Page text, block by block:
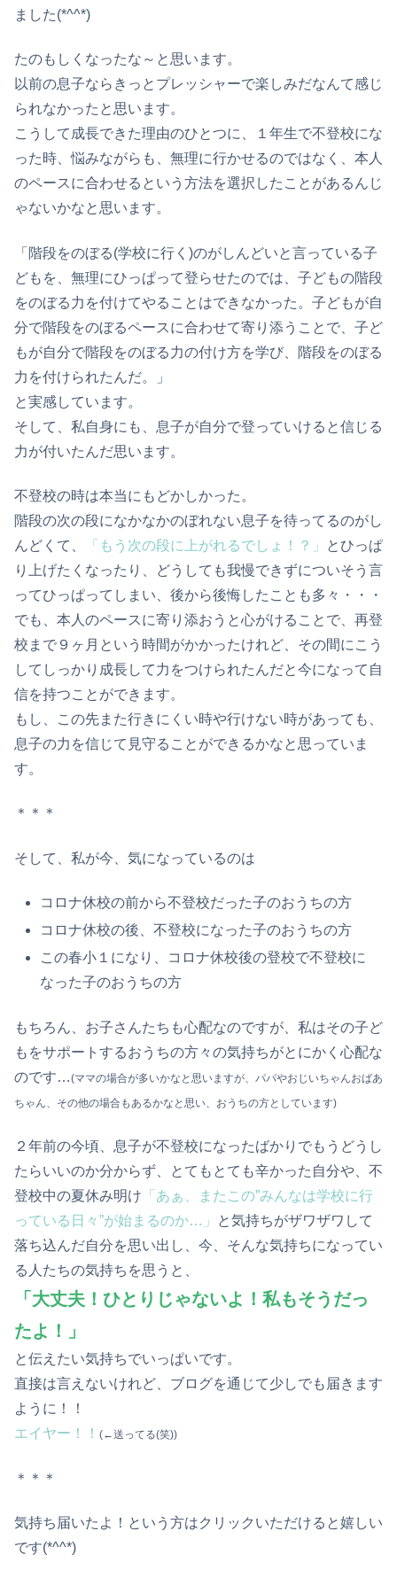
ました(*^^*)
たのもしくなったな～と思います。
以前の息子ならきっとプレッシャーで楽しみだなんて感じ
られなかったと思います。
こうして成長できた理由のひとつに、１年生で不登校にな
った時、悩みながらも、無理に行かせるのではなく、本人
のペースに合わせるという方法を選択したことがあるんじ
ゃないかなと思います。
「階段をのぼる(学校に行く)のがしんどいと言っている子
どもを、無理にひっぱって登らせたのでは、子どもの階段
をのぼる力を付けてやることはできなかった。子どもが自
分で階段をのぼるペースに合わせて寄り添うことで、子ど
もが自分で階段をのぼる力の付け方を学び、階段をのぼる
力を付けられたんだ。」
と実感しています。
そして、私自身にも、息子が自分で登っていけると信じる
力が付いたんだ思います。
不登校の時は本当にもどかしかった。
階段の次の段になかなかのぼれない息子を待ってるのがし
んどくて、
「もう次の段に上がれるでしょ！？」
とひっぱ
り上げたくなったり、どうしても我慢できずについそう言
ってひっぱってしまい、後から後悔したことも多々・・・
でも、本人のペースに寄り添おうと心がけることで、再登
校まで９ヶ月という時間がかかったけれど、その間にこう
してしっかり成長して力をつけられたんだと今になって自
信を持つことができます。
もし、この先また行きにくい時や行けない時があっても、
息子の力を信じて見守ることができるかなと思っていま
す。
＊＊＊
そして、私が今、気になっているのは
コロナ休校の前から不登校だった子のおうちの方
コロナ休校の後、不登校になった子のおうちの方
この春小１になり、コロナ休校後の登校で不登校に
なった子のおうちの方
もちろん、お子さんたちも心配なのですが、私はその子ど
もをサポートするおうちの方々の気持ちがとにかく心配な
のです…(ママの場合が多いかなと思いますが、パパやおじいちゃんおばあ
ちゃん、その他の場合もあるかなと思い、おうちの方としています)
２年前の今頃、息子が不登校になったばかりでもうどうし
たらいいのか分からず、とてもとても辛かった自分や、不
登校中の夏休み明け 「あぁ、またこの”みんなは学校に行
っている日々”が始まるのか…」
と気持ちがザワザワして
落ち込んだ自分を思い出し、今、そんな気持ちになってい
る人たちの気持ちを思うと、
「大丈夫！ひとりじゃないよ！私もそうだっ
たよ！」
と伝えたい気持ちでいっぱいです。
直接は言えないけれど、ブログを通じて少しでも届きます
ように！！
エイヤー！！ (←送ってる(笑))
＊＊＊
気持ち届いたよ！という方はクリックいただけると嬉しい
です(*^^*)